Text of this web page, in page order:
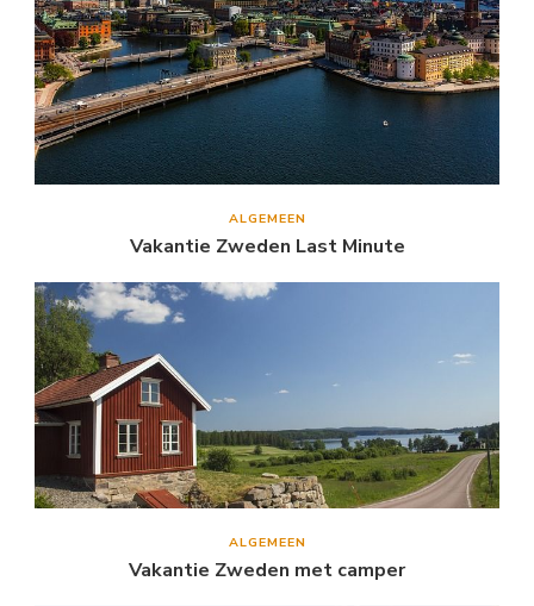
ALGEMEEN
Vakantie Zweden Last Minute
ALGEMEEN
Vakantie Zweden met camper